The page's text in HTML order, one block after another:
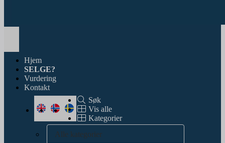
navigation
Hjem
SELGE?
Vurdering
Kontakt
Søk
Vis alle
Kategorier
Alle kategorier